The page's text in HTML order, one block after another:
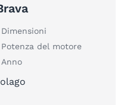
Dimensioni
Potenza del motore
Anno